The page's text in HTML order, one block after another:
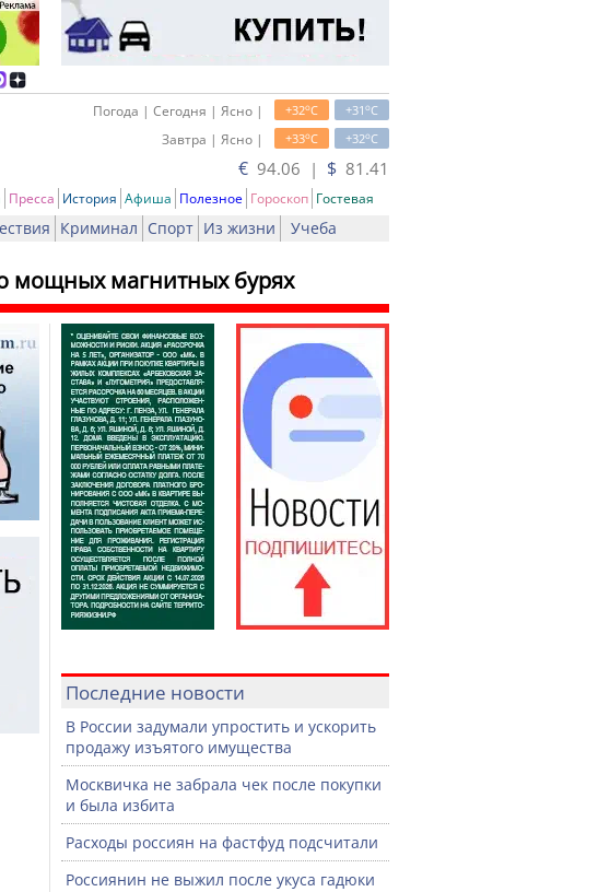
+31oC
+32oC
Погода | Сегодня | Ясно |
+32oC
+33oC
Завтра | Ясно |
€ 94.06 | $ 81.41
Пресса История Афиша Полезное Гороскоп Гостевая
Криминал Спорт Из жизни Учеба
мощных магнитных бурях
Печать
Последние новости
В России задумали упростить и ускорить
продажу изъятого имущества
Москвичка не забрала чек после покупки
и была избита
Расходы россиян на фастфуд подсчитали
Россиянин не выжил после укуса гадюки